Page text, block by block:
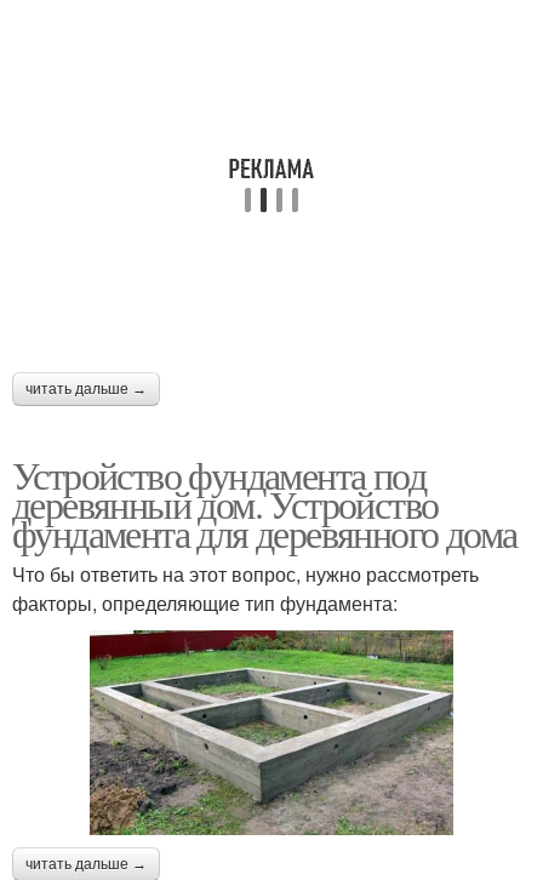
читать дальше →
Устройство фундамента под
деревянный дом. Устройство
фундамента для деревянного дома
Что бы ответить на этот вопрос, нужно рассмотреть
факторы, определяющие тип фундамента:
читать дальше →